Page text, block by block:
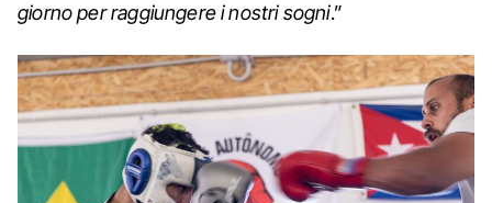
giorno per raggiungere i nostri sogni.”